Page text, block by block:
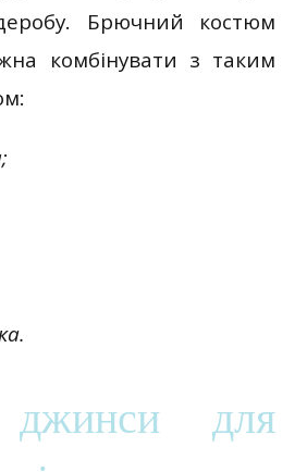
Брючний костюм
комбінувати з таким
джинси для